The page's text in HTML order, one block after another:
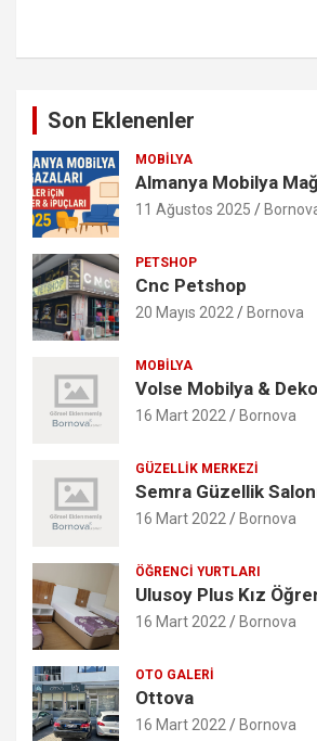
Son Eklenenler
MOBILYA
Almanya Mobilya
11 Ağustos 2025
PETSHOP
Cnc Petshop
20 Mayıs 2022 Bornova
MOBILYA
Volse Mobilya &
16 Mart 2022 Bornova
GÜZELLIK MERKEZI
Semra Güzellik
16 Mart 2022 Bornova
ÖĞRENCI YURTLARI
Ulusoy Plus Kız
16 Mart 2022 Bornova
OTO GALERI
Ottova
16 Mart 2022 Bornova